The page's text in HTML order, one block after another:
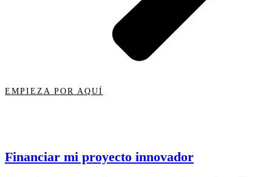
EMPIEZA POR AQUÍ
Financiar mi proyecto innovador